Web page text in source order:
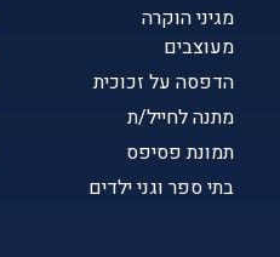
מגיני הוקרה
מעוצבים
הדפסה על זכוכית
מתנה לחייל/ת
תמונת פסיפס
בתי ספר וגני ילדים